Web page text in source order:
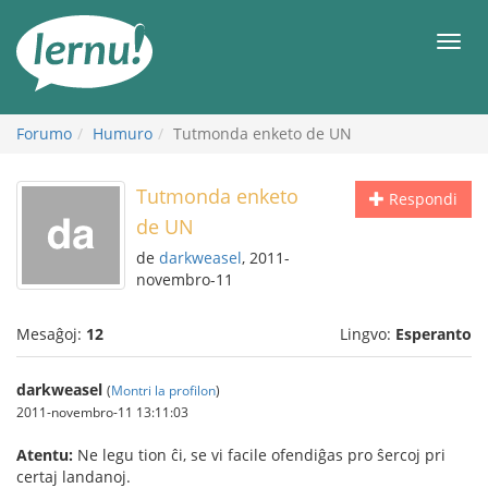
enhavo
Forumo Humuro Tutmonda enketo de UN
Respondi
Tutmonda enketo
de UN
de darkweasel, 2011-
novembro-11
Mesaĝoj: 12 Lingvo: Esperanto
darkweasel (Montri la profilon)
2011-novembro-11 13:11:03
Atentu: Ne legu tion ĉi, se vi facile ofendiĝas pro ŝercoj pri
certaj landanoj.